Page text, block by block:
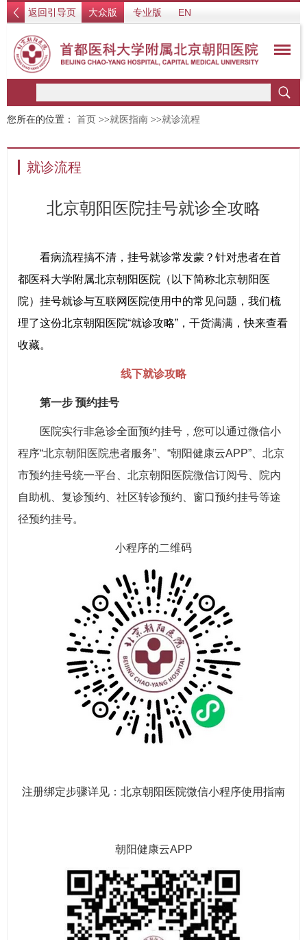
返回引导页 大众版 专业版 EN
您所在的位置： 首页 >>就医指南 >>就诊流程
就诊流程
北京朝阳医院挂号就诊全攻略
看病流程搞不清，挂号就诊常发蒙？针对患者在首
都医科大学附属北京朝阳医院（以下简称北京朝阳医
院）挂号就诊与互联网医院使用中的常见问题，我们梳
理了这份北京朝阳医院“就诊攻略”，干货满满，快来查看
收藏。
线下就诊攻略
第一步 预约挂号
医院实行非急诊全面预约挂号，您可以通过微信小
程序“北京朝阳医院患者服务”、“朝阳健康云APP”、北京
市预约挂号统一平台、北京朝阳医院微信订阅号、院内
自助机、复诊预约、社区转诊预约、窗口预约挂号等途
径预约挂号。
小程序的二维码
注册绑定步骤详见： 北京朝阳医院微信小程序使用指南
朝阳健康云APP